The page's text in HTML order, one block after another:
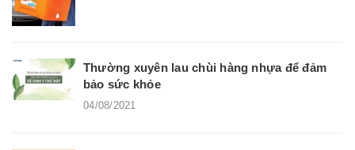
Thường xuyên lau chùi hàng nhựa để đảm
bảo sức khỏe
04/08/2021